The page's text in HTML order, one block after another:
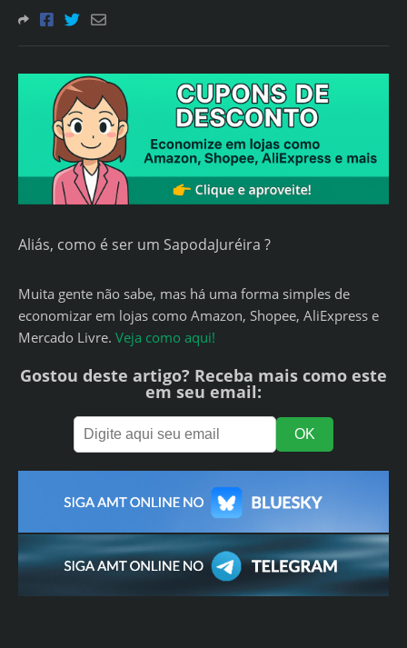
Aliás, como é ser um SapodaJuréira ?
Muita gente não sabe, mas há uma forma simples de
economizar em lojas como Amazon, Shopee, AliExpress e
Mercado Livre. Veja como aqui!
Gostou deste artigo? Receba mais como este
em seu email: